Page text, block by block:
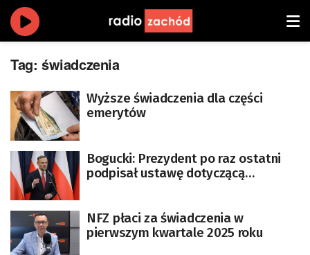
Tag: świadczenia
Wyższe świadczenia dla części
emerytów
Bogucki: Prezydent po raz ostatni
podpisał ustawę dotyczącą
NFZ płaci za świadczenia w
pierwszym kwartale 2025 roku